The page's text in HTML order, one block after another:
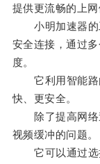
提供更流畅的上网
小明加速器的
安全连接，通过
度。
它利用智能路
快、更安全。
除了提高网络
视频缓冲的问题。
它可以通过选